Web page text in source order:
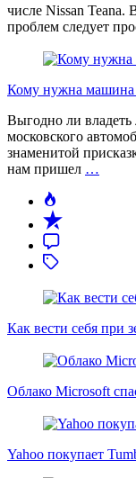
числе Nissan Teana.
проблем следует
Кому нужна
Выгодно ли
московского
знаменитой
нам пришел …
Как вести себя при
Облако Microsoft
Yahoo покупает